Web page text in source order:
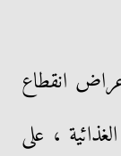
انقطاع
، على